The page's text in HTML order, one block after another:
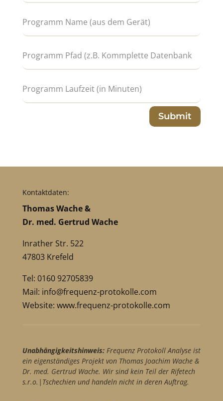
Submit
Kontaktdaten:
Thomas Wache &
Dr. med. Gertrud Wache
Inrather Str. 522
47803 Krefeld
Tel: 0160 92705839
Mail: info@frequenz-protokolle.com
Website: www.frequenz-protokolle.com
Unabhängigkeitshinweis:Frequenz Protokoll Analyse ist
ein eigenständiges Projekt von Thomas Joachim Wache &
Dr. med. Gertrud Wache. Wir sind kein Teil der Rifetech
s.r.o.|Tschechien und handeln nicht in deren Auftrag.